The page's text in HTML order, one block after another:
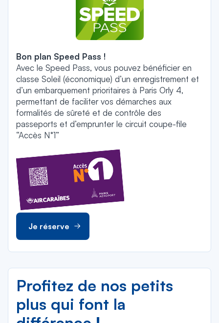
Bon plan Speed Pass !
Avec le Speed Pass, vous pouvez bénéficier en
classe Soleil (économique) d’un enregistrement et
d’un embarquement prioritaires à Paris Orly 4,
permettant de faciliter vos démarches aux
formalités de sûreté et de contrôle des
passeports et d’emprunter le circuit coupe-file
“Accès N°1”
Je réserve
Profitez de nos petits
plus qui font la